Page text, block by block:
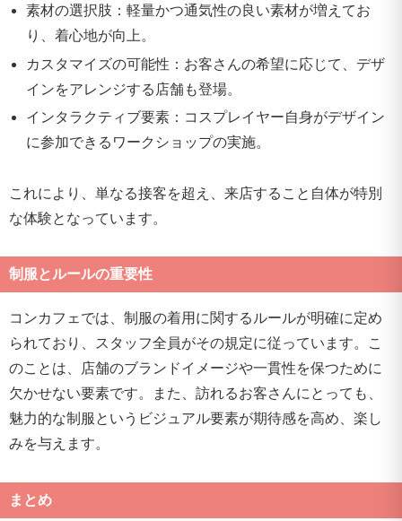
素材の選択肢：軽量かつ通気性の良い素材が増えてお
り、着心地が向上。
カスタマイズの可能性：お客さんの希望に応じて、デザ
インをアレンジする店舗も登場。
インタラクティブ要素：コスプレイヤー自身がデザイン
に参加できるワークショップの実施。
これにより、単なる接客を超え、来店すること自体が特別
な体験となっています。
制服とルールの重要性
コンカフェでは、制服の着用に関するルールが明確に定め
られており、スタッフ全員がその規定に従っています。こ
のことは、店舗のブランドイメージや一貫性を保つために
欠かせない要素です。また、訪れるお客さんにとっても、
魅力的な制服というビジュアル要素が期待感を高め、楽し
みを与えます。
まとめ